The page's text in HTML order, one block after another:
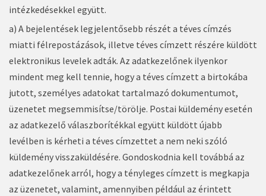
intézkedésekkel együtt.
a) A bejelentések legjelentősebb részét a téves címzés
miatti félrepostázások, illetve téves címzett részére küldött
elektronikus levelek adták. Az adatkezelőnek ilyenkor
mindent meg kell tennie, hogy a téves címzett a birtokába
jutott, személyes adatokat tartalmazó dokumentumot,
üzenetet megsemmisítse/törölje. Postai küldemény esetén
az adatkezelő válaszborítékkal együtt küldött újabb
levélben is kérheti a téves címzettet a nem neki szóló
küldemény visszaküldésére. Gondoskodnia kell továbbá az
adatkezelőnek arról, hogy a tényleges címzett is megkapja
az üzenetet, valamint, amennyiben például az érintett